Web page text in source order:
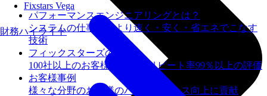
パフォーマンスエンジニアリングとは？
システムの仕事を、より速く・安く・省エネでこなす
技術
フィックスターズの​強み
100社以上のお客様を支援しリピート率99％以上の評価
お客様事例
様々な分野のお客様のパフォーマンス向上に貢献
Fixstars Vega
財務ハイライト